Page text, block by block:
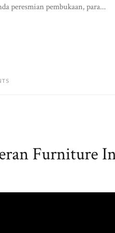
peresmian pembukaan, para...
Furniture